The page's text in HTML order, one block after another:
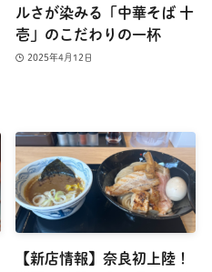
ルさが染みる「中華そば 十
壱」のこだわりの一杯
2025年4月12日
【新店情報】奈良初上陸！